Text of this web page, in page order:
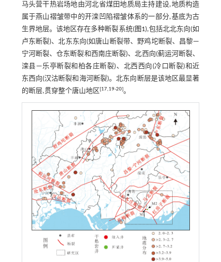
马头营干热岩场地由河北省煤田地质局主持建设,地质构造
属于燕山褶皱带中的开滦凹陷褶皱体系的一部分,基底为古
生界地层。该地区存在多种断裂系统(图1),包括北北东向(如
卢东断裂)、北东东向(如唐山断裂带、野鸡坨断裂、昌黎—
宁河断裂、仓东断裂和西南庄断裂)、北西向(蓟运河断裂、
滦县—乐亭断裂和柏各庄断裂)、北西西向(冷口断裂)和近
东西向(汉沽断裂和海河断裂)。北东向断层是该地区最显著
的断层,贯穿整个唐山地区[17,19-20]。